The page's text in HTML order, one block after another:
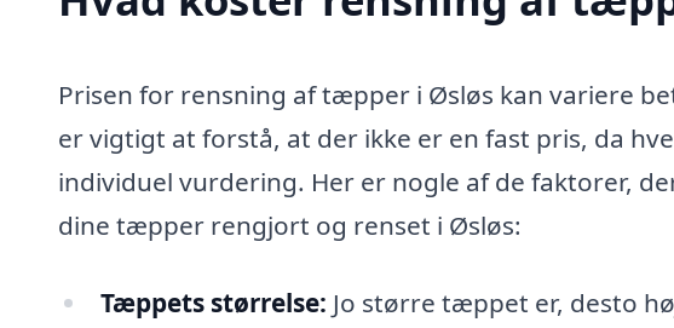
Prisen for rensning af tæpper i Øsløs kan variere
er vigtigt at forstå, at der ikke er en fast pris, da
individuel vurdering. Her er nogle af de faktorer,
dine tæpper rengjort og renset i Øsløs:
Tæppets størrelse: Jo større tæppet er, desto